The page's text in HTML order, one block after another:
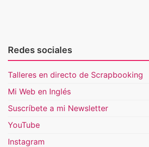
Redes sociales
Talleres en directo de Scrapbooking
Mi Web en Inglés
Suscríbete a mi Newsletter
YouTube
Instagram